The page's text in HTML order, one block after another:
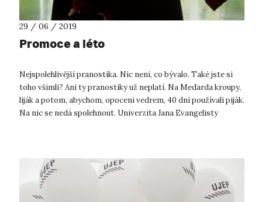
29 / 06 / 2019
Promoce a léto
Nejspolehlivější pranostika. Nic není, co bývalo. Také jste si
toho všimli? Ani ty pranostiky už neplatí. Na Medarda kroupy,
liják a potom, abychom, opoceni vedrem, 40 dní používali piják.
Na nic se nedá spolehnout. Univerzita Jana Evangelisty